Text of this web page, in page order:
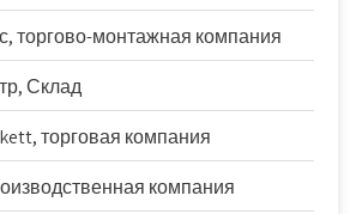
торгово-монтажная компания
Склад
торговая компания
компания